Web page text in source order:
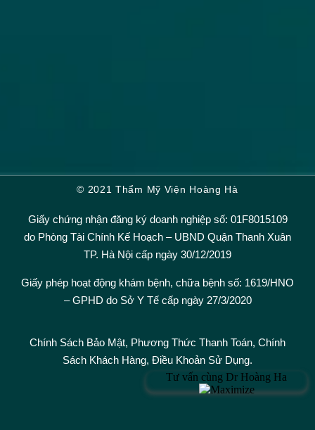
© 2021 Thẩm Mỹ Viện Hoàng Hà
Giấy chứng nhận đăng ký doanh nghiệp số: 01F8015109
do Phòng Tài Chính Kế Hoạch – UBND Quận Thanh Xuân
TP. Hà Nội cấp ngày 30/12/2019
Giấy phép hoạt động khám bệnh, chữa bệnh số: 1619/HNO
– GPHD do Sở Y Tế cấp ngày 27/3/2020
Chính Sách Bảo Mật, Phương Thức Thanh Toán, Chính
Sách Khách Hàng, Điều Khoản Sử Dụng.